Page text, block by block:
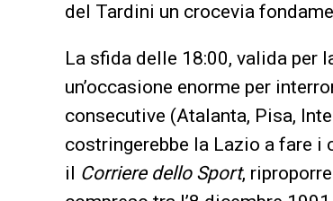
del Tardini un crocevia
La sfida delle 18:00, valida per
un’occasione enorme per
consecutive (Atalanta, Pisa,
costringerebbe la Lazio a fare i
il Corriere dello Sport,